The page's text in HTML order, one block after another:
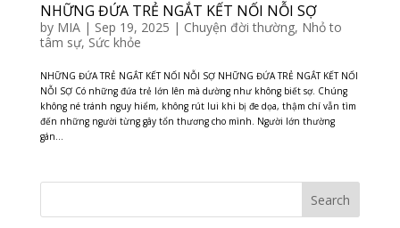
NHỮNG ĐỨA TRẺ NGẮT KẾT NỐI NỖI SỢ
by MIA| Sep 19, 2025 | Chuyện đời thường, Nhỏ to
tâm sự, Sức khỏe
NHỮNG ĐỨA TRẺ NGẮT KẾT NỐI NỖI SỢ NHỮNG ĐỨA TRẺ NGẮT KẾT NỐI
NỖI SỢ Có những đứa trẻ lớn lên mà dường như không biết sợ. Chúng
không né tránh nguy hiểm, không rút lui khi bị đe dọa, thậm chí vẫn tìm
đến những người từng gây tổn thương cho mình. Người lớn thường
gán...